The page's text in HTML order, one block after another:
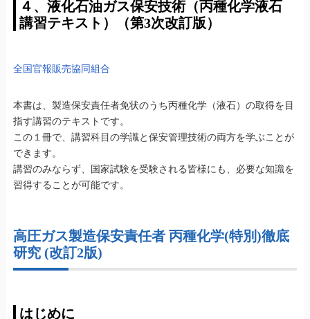
４、液化石油ガス保安技術（丙種化学液石
講習テキスト）（第3次改訂版）
全国官報販売協同組合
本書は、製造保安責任者免状のうち丙種化学（液石）の取得を目
指す講習のテキストです。
この１冊で、講習科目の学識と保安管理技術の両方を学ぶことが
できます。
講習のみならず、国家試験を受験される皆様にも、必要な知識を
習得することが可能です。
高圧ガス製造保安責任者 丙種化学(特別)徹底
研究 (改訂2版)
はじめに